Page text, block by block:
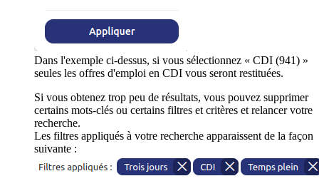
Dans l'exemple ci-dessus, si vous sélectionnez « CDI (941) »
seules les offres d'emploi en CDI vous seront restituées.
Si vous obtenez trop peu de résultats, vous pouvez supprimer
certains mots-clés ou certains filtres et critères et relancer votre
recherche.
Les filtres appliqués à votre recherche apparaissent de la façon
suivante :